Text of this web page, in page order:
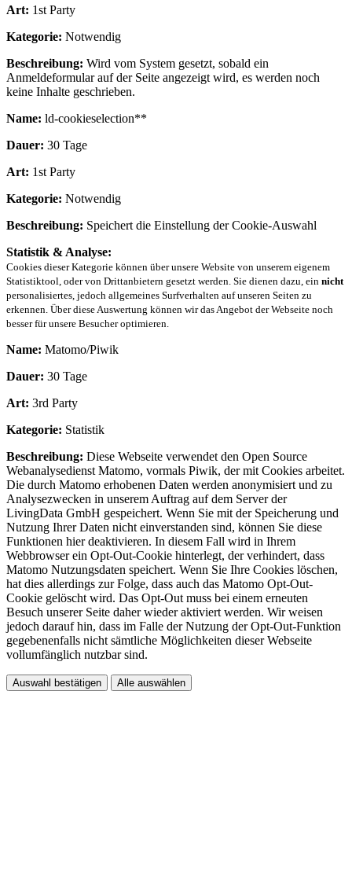
Art: 1st Party
Kategorie: Notwendig
Beschreibung: Wird vom System gesetzt, sobald ein
Anmeldeformular auf der Seite angezeigt wird, es werden noch
keine Inhalte geschrieben.
Name: ld-cookieselection**
Dauer: 30 Tage
Art: 1st Party
Kategorie: Notwendig
Beschreibung: Speichert die Einstellung der Cookie-Auswahl
Statistik & Analyse:
Cookies dieser Kategorie können über unsere Website von unserem eigenem
Statistiktool, oder von Drittanbietern gesetzt werden. Sie dienen dazu, ein nicht
personalisiertes, jedoch allgemeines Surfverhalten auf unseren Seiten zu
erkennen. Über diese Auswertung können wir das Angebot der Webseite noch
besser für unsere Besucher optimieren.
Name: Matomo/Piwik
Dauer: 30 Tage
Art: 3rd Party
Kategorie: Statistik
Beschreibung: Diese Webseite verwendet den Open Source
Webanalysedienst Matomo, vormals Piwik, der mit Cookies arbeitet.
Die durch Matomo erhobenen Daten werden anonymisiert und zu
Analysezwecken in unserem Auftrag auf dem Server der
LivingData GmbH gespeichert. Wenn Sie mit der Speicherung und
Nutzung Ihrer Daten nicht einverstanden sind, können Sie diese
Funktionen hier deaktivieren. In diesem Fall wird in Ihrem
Webbrowser ein Opt-Out-Cookie hinterlegt, der verhindert, dass
Matomo Nutzungsdaten speichert. Wenn Sie Ihre Cookies löschen,
hat dies allerdings zur Folge, dass auch das Matomo Opt-Out-
Cookie gelöscht wird. Das Opt-Out muss bei einem erneuten
Besuch unserer Seite daher wieder aktiviert werden. Wir weisen
jedoch darauf hin, dass im Falle der Nutzung der Opt-Out-Funktion
gegebenenfalls nicht sämtliche Möglichkeiten dieser Webseite
vollumfänglich nutzbar sind.
Auswahl bestätigen Alle auswählen